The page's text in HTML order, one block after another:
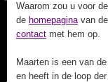
Waarom zou u voor
de homepaginavan
contact met hem op.
Maarten is een van
en heeft in de loop